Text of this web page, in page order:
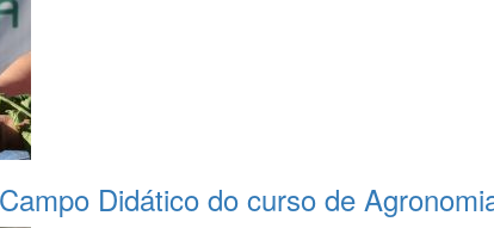
Didático do curso de